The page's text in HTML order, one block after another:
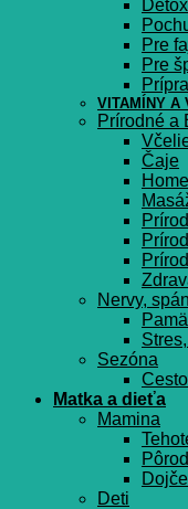
Pre
Pre
VITAMÍNY A
Prírodné a
Čaje
Nervy,
Sezóna
Matka a dieťa
Mamina
Pôrod
Deti